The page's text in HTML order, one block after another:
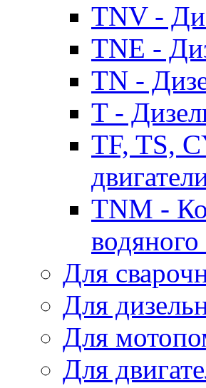
TNV -
TNE -
TN -
T -
TF, TS,
TNM -
Для
Для
Для
Для